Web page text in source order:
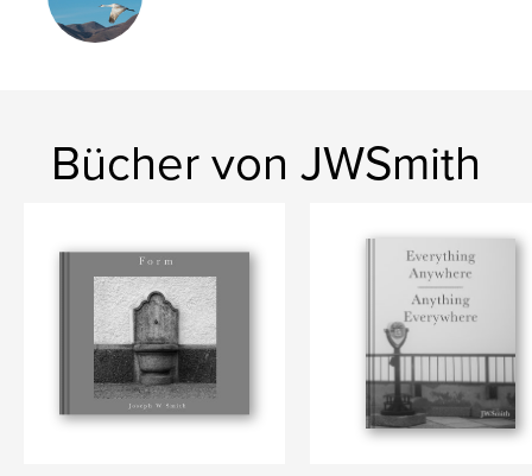
Bücher von JWSmith